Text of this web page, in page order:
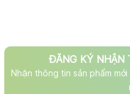
ĐĂNG KÝ NHẬN
Nhận thông tin sản phẩm